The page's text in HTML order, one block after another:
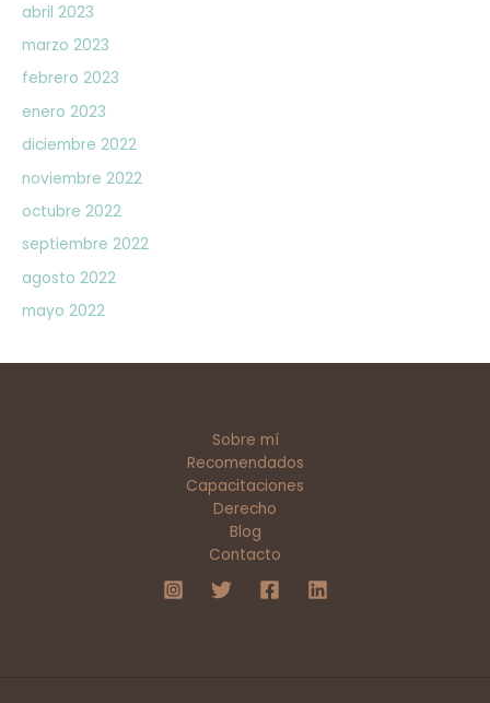
abril 2023
marzo 2023
febrero 2023
enero 2023
diciembre 2022
noviembre 2022
octubre 2022
septiembre 2022
agosto 2022
mayo 2022
Sobre mí
Recomendados
Capacitaciones
Derecho
Blog
Contacto